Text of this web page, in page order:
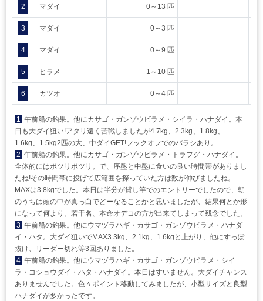
2 マダイ 0～13 匹
3 マダイ 0～3 匹
4 マダイ 0～9 匹
5 ヒラメ 1～10 匹
6 カツオ 0～4 匹
1 午前船の釣果。他にカサゴ・ガンゾウビラメ・シイラ・ハナダイ。本
日も大ダイ狙い!アタリ遠く苦戦しましたが4.7kg、2.3kg、1.8kg、
1.6kg、1.5kg2匹の大、中ダイGET!フックオフでのバラシあり。
2 午前船の釣果。他にカサゴ・ガンゾウビラメ・トラフグ・ハナダイ。
全体的にはポツリポツリ。で、序盤と中盤に食いの良い時間帯がありまし
たね!その時間帯に投げて広範囲を探っていた方は数が伸びましたね。
MAXは3.8kgでした。本日は半分が貸し竿でのエントリーでしたので、朝
のうちは頭の中が真っ白でどーなることかと思いましたが、結果何とか形
になって何より。若干名、本命オデコの方が出来てしまって残念でした。
3 午前船の釣果。他にウマヅラハギ・カサゴ・ガンゾウビラメ・ハナダ
イ・ハタ。大ダイ狙いでMAX3.3kg、2.1kg、1.6kgと上がり、他にすっぽ
抜け、リーダー切れ等3回ありました。
4 午前船の釣果。他にウマヅラハギ・カサゴ・ガンゾウビラメ・シイ
ラ・コショウダイ・ハタ・ハナダイ。本日はすいません。大ダイチャンス
ありませんでした。色々ポイント移動してみましたが、小型サイズと良型
ハナダイが多かったです。